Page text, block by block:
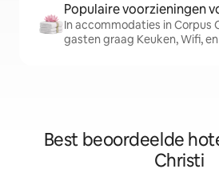
Populaire voorzieningen
In accommodaties in Corpus
gasten graag Keuken, Wifi,
Best beoordeelde
Christi